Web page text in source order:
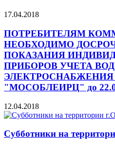
17.04.2018
ПОТРЕБИТЕЛЯМ
НЕОБХОДИМО
ПОКАЗАНИЯ
ПРИБОРОВ УЧЕТА
ЭЛЕКТРОСНАБЖЕНИЯ
"МОСОБЛЕИРЦ" до
12.04.2018
Субботники на